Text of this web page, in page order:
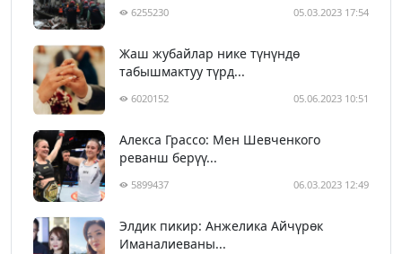
6255230 05.03.2023 17:54
Жаш жубайлар нике түнүндө
табышмактуу түрд...
6020152 05.06.2023 10:51
Алекса Грассо: Мен Шевченкого
реванш берүү...
5899437 06.03.2023 12:49
Элдик пикир: Анжелика Айчүрөк
Иманалиеваны...